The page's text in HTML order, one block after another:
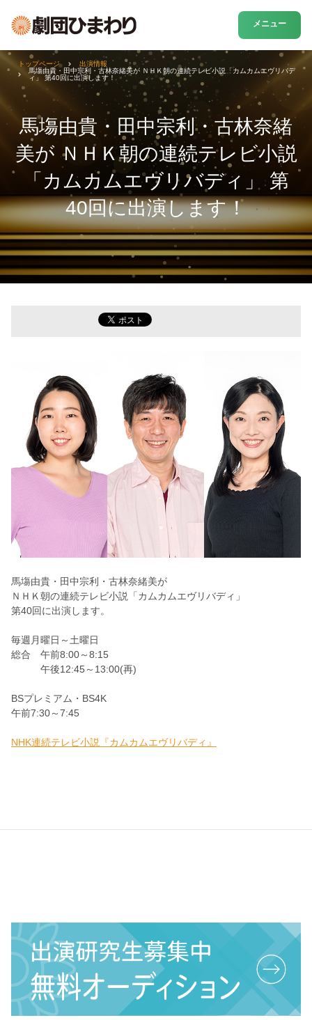
メニュー
馬塲由貴・田中宗利・古林奈緒
美が ＮＨＫ朝の連続テレビ小説
「カムカムエヴリバディ」 第
40回に出演します！
トップページ
出演情報
馬塲由貴・田中宗利・古林奈緒美が ＮＨＫ朝の連続テレビ小説「カムカムエヴリバデ
ィ」 第40回に出演します！
馬塲由貴・田中宗利・古林奈緒美が
ＮＨＫ朝の連続テレビ小説「カムカムエヴリバディ」
第40回に出演します。
毎週月曜日～土曜日
総合 午前8:00～8:15
午後12:45～13:00(再)
BSプレミアム・BS4K
午前7:30～7:45
NHK連続テレビ小説『カムカムエヴリバディ』